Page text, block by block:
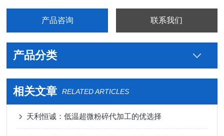
产品咨询 联系我们
产品分类
相关文章 RELATED ARTICLES
天利恒诚：低温超微粉碎代加工的优选择